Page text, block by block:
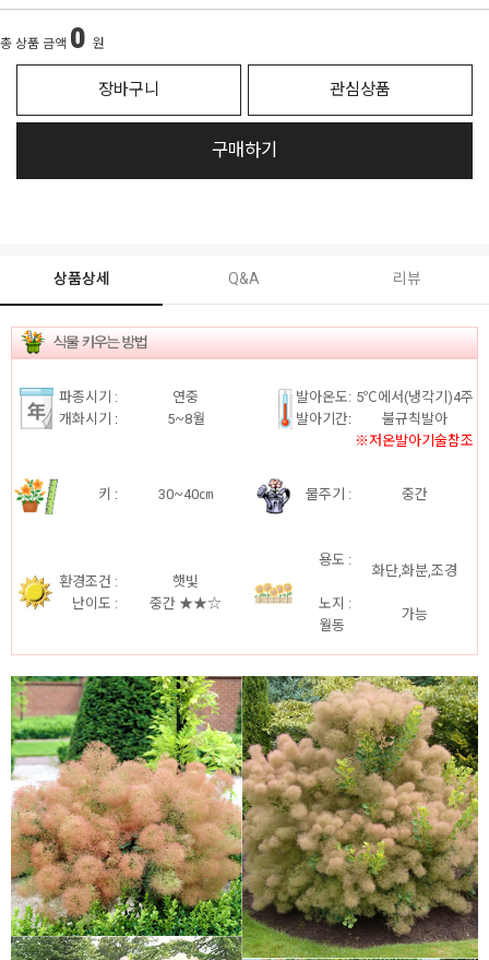
총 상품 금액 0 원
장바구니 관심상품
구매하기
상품상세 Q&A 리뷰
파종시기 :
개화시기 :
연중
5~8월
발아온도:
발아기간:
5℃에서(냉각기)4주
불규칙발아
※저온발아기술참조
키 : 30~40㎝ 물주기 : 중간
환경조건 :
난이도 :
햇빛
중간 ★★☆
용도 :
노지 :
월동
화단,화분,조경
가능